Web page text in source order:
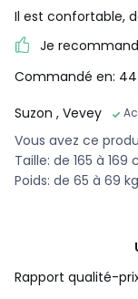
Il est confortable,
Je
Commandé en:
Suzon , Vevey
Vous avez ce
Taille: de 165 à 169
Poids: de 65 à 69 kg
Rapport qualité-